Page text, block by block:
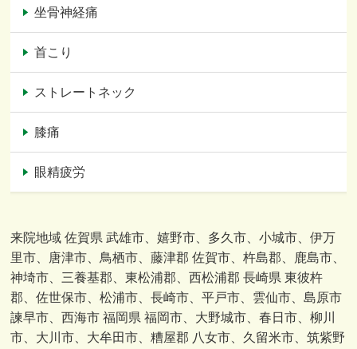
坐骨神経痛
首こり
ストレートネック
膝痛
眼精疲労
来院地域 佐賀県 武雄市、嬉野市、多久市、小城市、伊万
里市、唐津市、鳥栖市、藤津郡 佐賀市、杵島郡、鹿島市、
神埼市、三養基郡、東松浦郡、西松浦郡 長崎県 東彼杵
郡、佐世保市、松浦市、長崎市、平戸市、雲仙市、島原市
諫早市、西海市 福岡県 福岡市、大野城市、春日市、柳川
市、大川市、大牟田市、糟屋郡 八女市、久留米市、筑紫野